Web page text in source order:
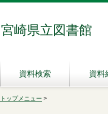
宮崎県立図書館
資料検索 資料
トップメニュー >